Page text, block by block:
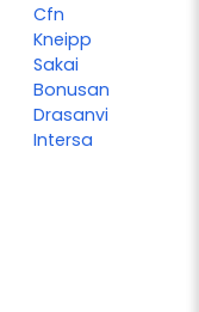
Cfn
Kneipp
Sakai
Bonusan
Drasanvi
Intersa